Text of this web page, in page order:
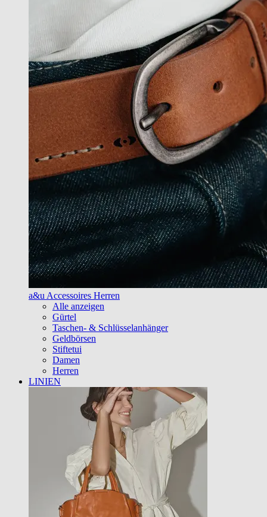
a&u Accessoires Herren
Alle anzeigen
Gürtel
Taschen- & Schlüsselanhänger
Geldbörsen
Stiftetui
Damen
Herren
LINIEN